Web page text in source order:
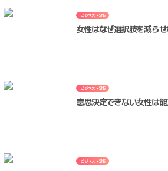
ビジネス・SNS
女性はなぜ選択肢を減ら
ビジネス・SNS
意思決定できない女性は
ビジネス・SNS